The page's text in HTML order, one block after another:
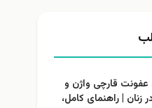
عفونت قارچی واژن و
زنان | راهنمای کامل،